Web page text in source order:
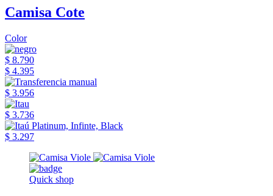
Camisa Cote
Color
$ 8.790
$ 4.395
$ 3.956
$ 3.736
$ 3.297
Quick shop